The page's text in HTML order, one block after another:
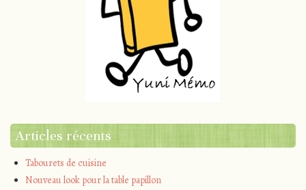
Articles récents
Tabourets de cuisine
Nouveau look pour la table papillon